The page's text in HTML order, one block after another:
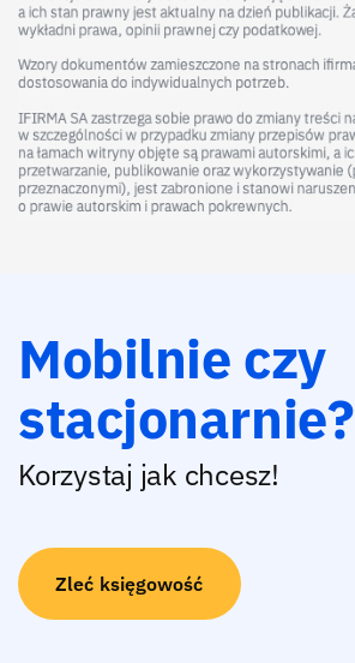
Mobilnie czy
stacjonarnie?
Korzystaj jak chcesz!
Zleć księgowość